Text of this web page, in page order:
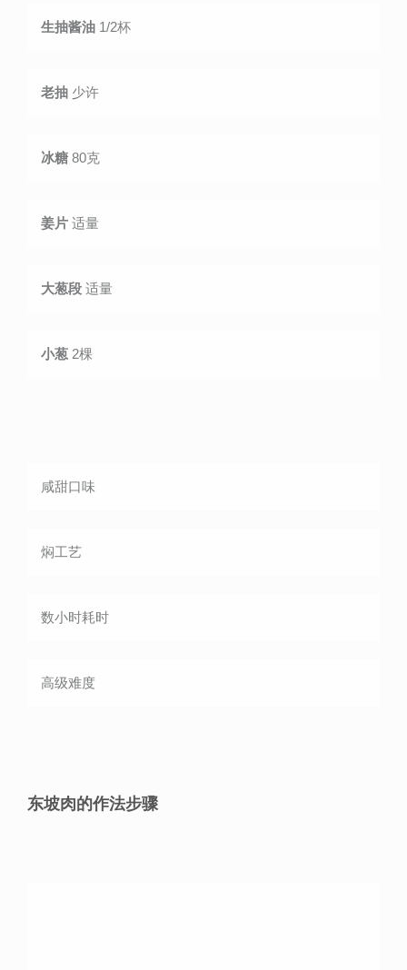
生抽酱油 1/2杯
老抽 少许
冰糖 80克
姜片 适量
大葱段 适量
小葱 2棵
咸甜口味
焖工艺
数小时耗时
高级难度
东坡肉的作法步骤